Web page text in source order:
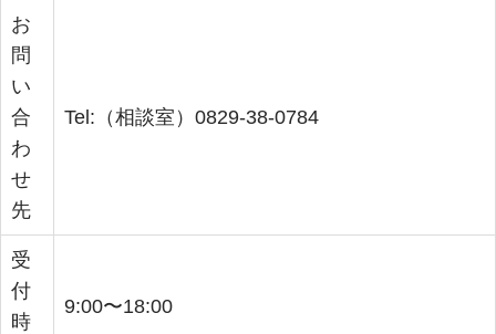
お
問
い
合
わ
せ
先
Tel:（相談室）0829-38-0784
受
付
時
9:00〜18:00